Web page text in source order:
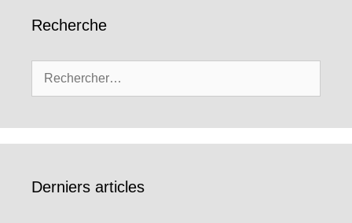
Recherche
Rechercher :
Derniers articles